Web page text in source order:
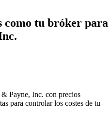
como tu bróker para
Payne, Inc. con precios
para controlar los costes de tu